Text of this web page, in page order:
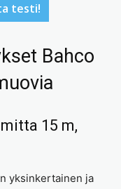
testi!
Bahco
15 m,
yksinkertainen ja